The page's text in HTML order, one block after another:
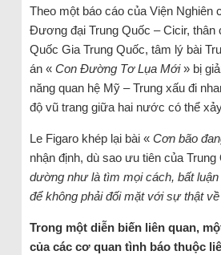
Theo một báo cáo của Viện Nghiên
Đương đại Trung Quốc – Cicir, thân
Quốc Gia Trung Quốc, tâm lý bài
án « Con Đường Tơ Lụa Mới» bị
năng quan hệ Mỹ – Trung xấu đi
độ vũ trang giữa hai nước có thể
Le Figaro khép lại bài « Cơn bão
nhận định, dù sao ưu tiên của
dường như là tìm mọi cách, bất
để không phải đối mặt với sự thật
Trong một diễn biến liên quan,
của các cơ quan tình báo thuộc